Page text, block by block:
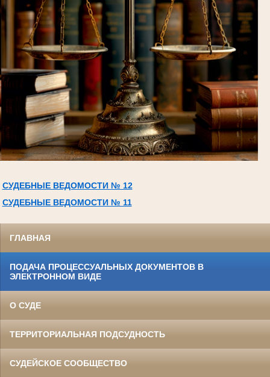
СУДЕБНЫЕ ВЕДОМОСТИ № 12
СУДЕБНЫЕ ВЕДОМОСТИ № 11
ГЛАВНАЯ
ПОДАЧА ПРОЦЕССУАЛЬНЫХ ДОКУМЕНТОВ В
ЭЛЕКТРОННОМ ВИДЕ
О СУДЕ
ТЕРРИТОРИАЛЬНАЯ ПОДСУДНОСТЬ
СУДЕЙСКОЕ СООБЩЕСТВО